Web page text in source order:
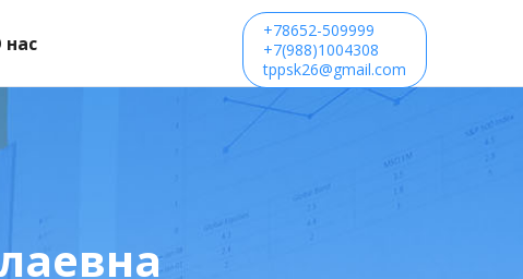
нас
+78652-509999
+7(988)1004308
tppsk26@gmail.com